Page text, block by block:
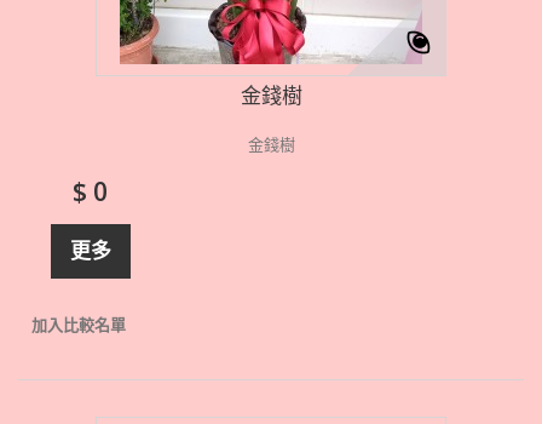
金錢樹
金錢樹
$ 0
更多
加入比較名單